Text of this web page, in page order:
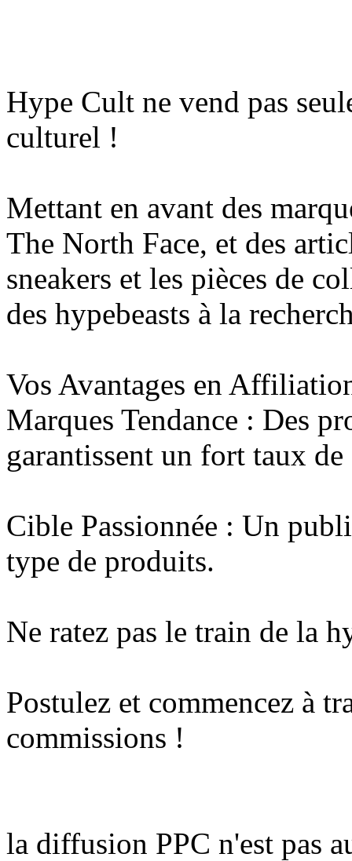
Hype Cult ne vend pas
culturel !
Mettant en avant des
The North Face, et des
sneakers et les pièces de
des hypebeasts à la
Vos Avantages en
Marques Tendance : Des
garantissent un fort taux
Cible Passionnée : Un
type de produits.
Ne ratez pas le train de la
Postulez et commencez à
commissions !
la diffusion PPC n'est pas